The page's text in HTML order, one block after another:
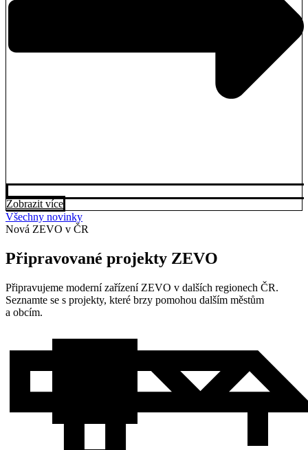
Zobrazit více
Všechny novinky
Nová ZEVO v ČR
Připravované projekty ZEVO
Připravujeme moderní zařízení ZEVO v dalších regionech ČR.
Seznamte se s projekty, které brzy pomohou dalším městům
a obcím.